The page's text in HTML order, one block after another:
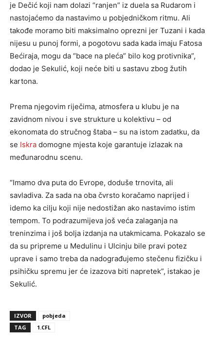
je Dečić koji nam dolazi “ranjen” iz duela sa Rudarom i
nastojaćemo da nastavimo u pobjedničkom ritmu. Ali
takođe moramo biti maksimalno oprezni jer Tuzani i kada
nijesu u punoj formi, a pogotovu sada kada imaju Fatosa
Bećiraja, mogu da “bace na pleća” bilo kog protivnika”,
dodao je Sekulić, koji neće biti u sastavu zbog žutih
kartona.
Prema njegovim riječima, atmosfera u klubu je na
zavidnom nivou i sve strukture u kolektivu – od
ekonomata do stručnog štaba – su na istom zadatku, da
se Iskra domogne mjesta koje garantuje izlazak na
međunarodnu scenu.
“Imamo dva puta do Evrope, doduše trnovita, ali
savladiva. Za sada na oba čvrsto koračamo naprijed i
idemo ka cilju koji nije nedostižan ako nastavimo istim
tempom. To podrazumijeva još veća zalaganja na
treninzima i još bolja izdanja na utakmicama. Pokazalo se
da su pripreme u Medulinu i Ulcinju bile pravi potez
uprave i samo treba da nadograđujemo stečenu fizičku i
psihičku spremu jer će izazova biti napretek”, istakao je
Sekulić.
IZVOR
pobjeda
TAG
1.CFL